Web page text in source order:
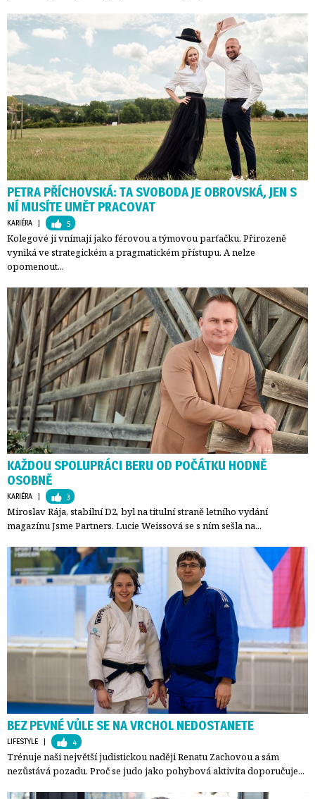
PETRA PŘÍCHOVSKÁ: TA SVOBODA JE OBROVSKÁ, JEN S
NÍ MUSÍTE UMĚT PRACOVAT
KARIÉRA | 5
Kolegové ji vnímají jako férovou a týmovou parťačku. Přirozeně
vyniká ve strategickém a pragmatickém přístupu. A nelze
opomenout...
KAŽDOU SPOLUPRÁCI BERU OD POČÁTKU HODNĚ
OSOBNĚ
KARIÉRA | 3
Miroslav Rája, stabilní D2, byl na titulní straně letního vydání
magazínu Jsme Partners. Lucie Weissová se s ním sešla na...
BEZ PEVNÉ VŮLE SE NA VRCHOL NEDOSTANETE
LIFESTYLE | 4
Trénuje naši největší judistickou naději Renatu Zachovou a sám
nezůstává pozadu. Proč se judo jako pohybová aktivita doporučuje...